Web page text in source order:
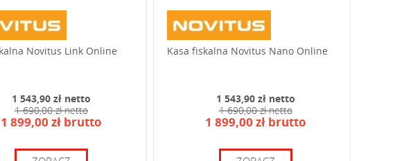
Novitus Link Online
1 543,90 zł netto
1 690,00 zł netto
1 899,00 zł brutto
Kasa fiskalna Novitus Nano Online
1 543,90 zł netto
1 690,00 zł netto
1 899,00 zł brutto